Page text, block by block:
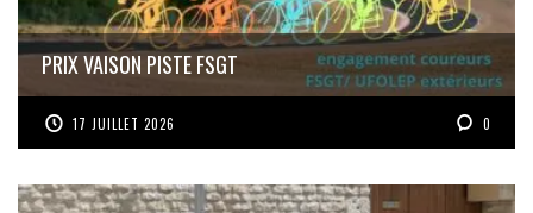
PRIX VAISON PISTE FSGT
17 JUILLET 2026 0